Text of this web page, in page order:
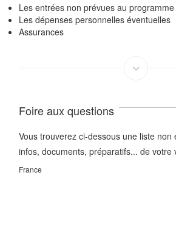
Les entrées non prévues au programme
Les dépenses personnelles éventuelles
Assurances
Foire aux questions
Vous trouverez ci-dessous une liste non
infos, documents, préparatifs... de votre
France